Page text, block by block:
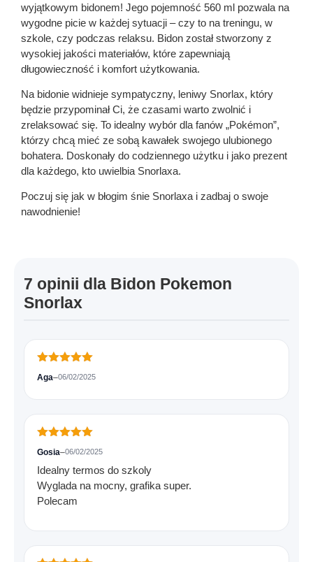
wyjątkowym bidonem! Jego pojemność 560 ml pozwala na
wygodne picie w każdej sytuacji – czy to na treningu, w
szkole, czy podczas relaksu. Bidon został stworzony z
wysokiej jakości materiałów, które zapewniają
długowieczność i komfort użytkowania.
Na bidonie widnieje sympatyczny, leniwy Snorlax, który
będzie przypominał Ci, że czasami warto zwolnić i
zrelaksować się. To idealny wybór dla fanów „Pokémon”,
którzy chcą mieć ze sobą kawałek swojego ulubionego
bohatera. Doskonały do codziennego użytku i jako prezent
dla każdego, kto uwielbia Snorlaxa.
Poczuj się jak w błogim śnie Snorlaxa i zadbaj o swoje
nawodnienie!
7 opinii dla Bidon Pokemon
Snorlax
Oceniono5
na 5
Aga–06/02/2025
Oceniono 5
na 5
Gosia–06/02/2025
Idealny termos do szkoly
Wyglada na mocny, grafika super.
Polecam